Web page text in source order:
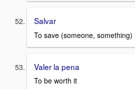
Salvar
To save (someone, something)
Valer la pena
To be worth it